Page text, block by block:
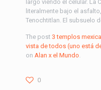
largo viendo el celular. La
literalmente bajo el
Tenochtitlan. El subsuelo
The post 3 templos
vista de todos (uno está
on Alan x el Mundo.
0